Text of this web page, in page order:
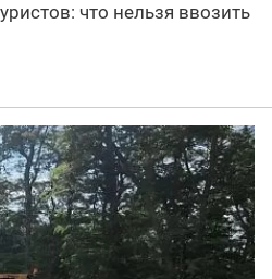
что нельзя ввозить